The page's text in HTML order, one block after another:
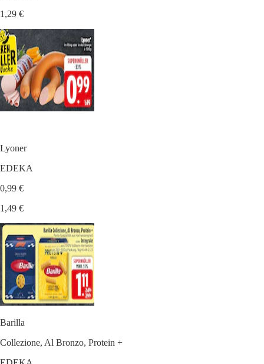
1,29 €
Lyoner
EDEKA
0,99 €
1,49 €
Barilla
Collezione, Al Bronzo, Protein +